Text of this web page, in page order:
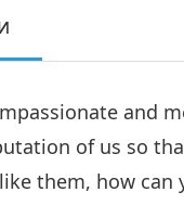
and
of us so
them, how